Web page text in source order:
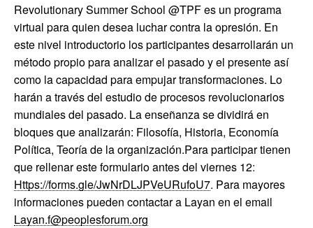
Revolutionary Summer School @TPF es un programa
virtual para quien desea luchar contra la opresión. En
este nivel introductorio los participantes desarrollarán un
método propio para analizar el pasado y el presente así
como la capacidad para empujar transformaciones. Lo
harán a través del estudio de procesos revolucionarios
mundiales del pasado. La enseñanza se dividirá en
bloques que analizarán: Filosofía, Historia, Economía
Política, Teoría de la organización.Para participar tienen
que rellenar este formulario antes del viernes 12:
https://forms.gle/JwNrDLJPVeURufoU7. Para mayores
informaciones pueden contactar a Layan en el email
layan.f@peoplesforum.org